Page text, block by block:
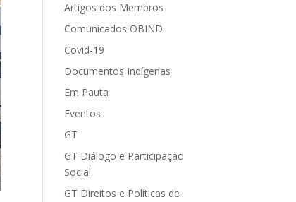
Artigos dos Membros
Comunicados OBIND
Covid-19
Documentos Indígenas
Em Pauta
Eventos
GT
GT Diálogo e Participação
Social
GT Direitos e Políticas de